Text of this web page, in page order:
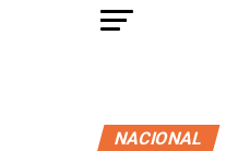
NACIONAL